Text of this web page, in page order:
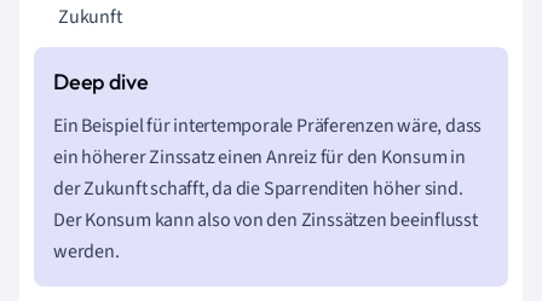
Zukunft
Ein Beispiel für intertemporale Präferenzen wäre, dass
ein höherer Zinssatz einen Anreiz für den Konsum in
der Zukunft schafft, da die Sparrenditen höher sind.
Der Konsum kann also von den Zinssätzen beeinflusst
werden.